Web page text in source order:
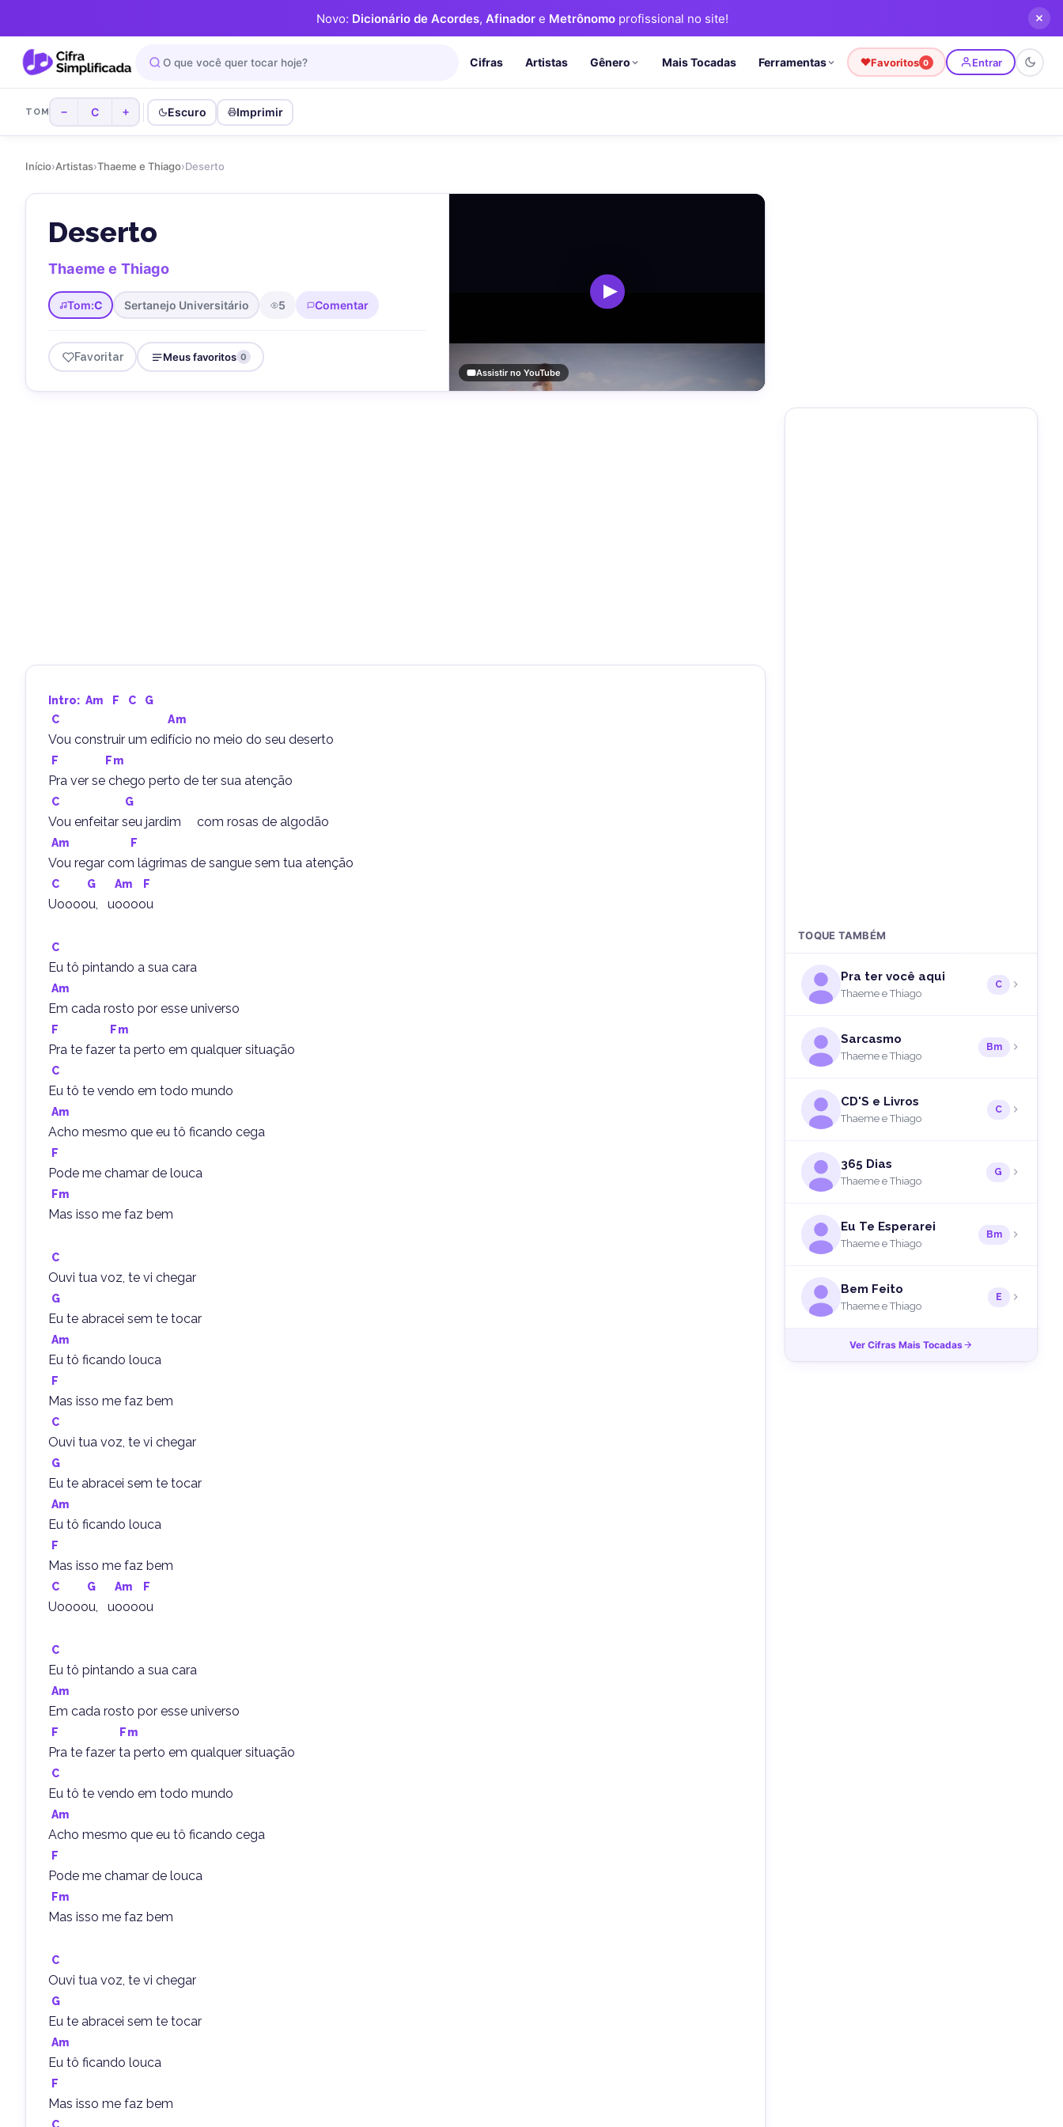
Novo: Dicionário de Acordes, Afinadore Metrônomoprofissional no site!
Cifras Artistas Gênero Mais Tocadas Ferramentas Favoritos 0 Entrar
TOM − C + Escuro Imprimir
Início›Artistas›Thaeme e Thiago›Deserto
Deserto
Thaeme e Thiago
Tom:C Sertanejo Universitário 5 Comentar
Favoritar Meus favoritos 0
Assistir no YouTube
Intro: Am F C
G
C
Am
Vou construir um edifício no meio do seu deserto
F Fm
Pra ver se chego perto de ter sua atenção
C G
Vou enfeitar seu jardim     com rosas de algodão
Am F
Vou regar com lágrimas de sangue sem tua atenção
C G Am F
Uoooou,   uoooou
C
Eu tô pintando a sua cara
Am
Em cada rosto por esse universo
F Fm
Pra te fazer ta perto em qualquer situação
C
Eu tô te vendo em todo mundo
Am
Acho mesmo que eu tô ficando cega
F
Pode me chamar de louca
Fm
Mas isso me faz bem
C
Ouvi tua voz, te vi chegar
G
Eu te abracei sem te tocar
Am
Eu tô ficando louca
F
Mas isso me faz bem
C
Ouvi tua voz, te vi chegar
G
Eu te abracei sem te tocar
Am
Eu tô ficando louca
F
Mas isso me faz bem
C G Am F
Uoooou,   uoooou
C
Eu tô pintando a sua cara
Am
Em cada rosto por esse universo
F Fm
Pra te fazer ta perto em qualquer situação
C
Eu tô te vendo em todo mundo
Am
Acho mesmo que eu tô ficando cega
F
Pode me chamar de louca
Fm
Mas isso me faz bem
C
Ouvi tua voz, te vi chegar
G
Eu te abracei sem te tocar
Am
Eu tô ficando louca
F
Mas isso me faz bem
TOQUE TAMBÉM
Pra ter você aqui
Thaeme e Thiago
C
Sarcasmo
Thaeme e Thiago
Bm
CD'S e Livros
Thaeme e Thiago
C
365 Dias
Thaeme e Thiago
G
Eu Te Esperarei
Thaeme e Thiago
Bm
Bem Feito
Thaeme e Thiago
E
Ver Cifras Mais Tocadas